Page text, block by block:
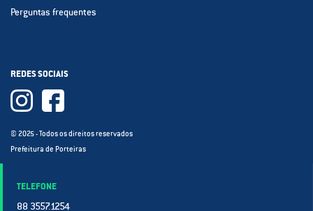
Perguntas frequentes
REDES SOCIAIS
© 2025 - Todos os direitos reservados
Prefeitura de Porteiras
TELEFONE
88 3557.1254